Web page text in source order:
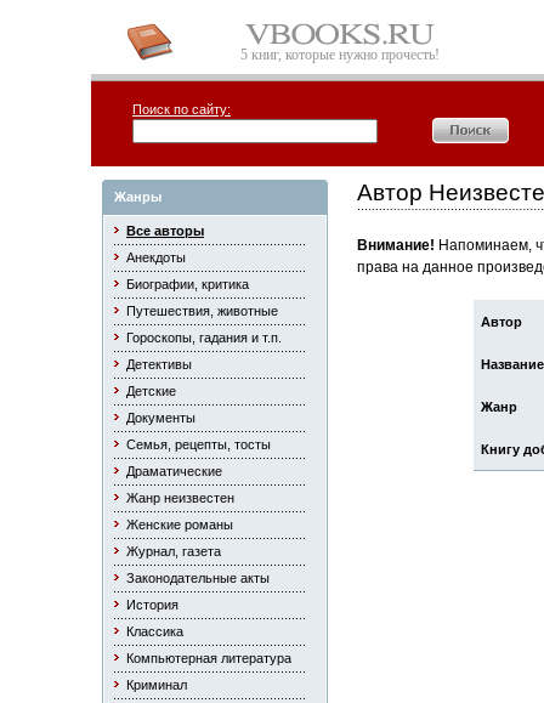
5 книг, которые нужно прочесть!
Поиск по сайту:
Жанры
Все авторы
Анекдоты
Биографии, критика
Путешествия, животные
Гороскопы, гадания и т.п.
Детективы
Детские
Документы
Семья, рецепты, тосты
Драматические
Жанр неизвестен
Женские романы
Журнал, газета
Законодательные акты
История
Классика
Компьютерная литература
Криминал
Автор
Внимание! Напоминаем,
права на данное
Автор
Название
Жанр
Книгу